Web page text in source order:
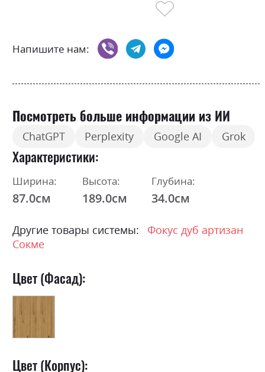
Напишите нам:
Посмотреть больше информации из ИИ
ChatGPT Perplexity Google AI Grok
Характеристики
Ширина:
87.0см
Высота:
189.0см
Глубина:
34.0см
Другие товары системы:
Фокус дуб артизан
Сокме
Цвет (Фасад):
Цвет (Корпус):